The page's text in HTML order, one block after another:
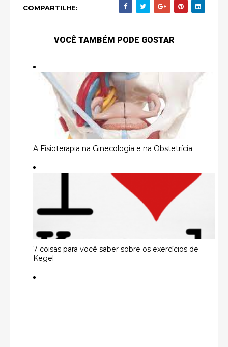
COMPARTILHE:
VOCÊ TAMBÉM PODE GOSTAR
A Fisioterapia na Ginecologia e na Obstetrícia
7 coisas para você saber sobre os exercícios de
Kegel